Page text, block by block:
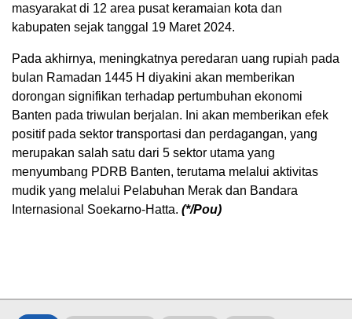
masyarakat di 12 area pusat keramaian kota dan
kabupaten sejak tanggal 19 Maret 2024.
Pada akhirnya, meningkatnya peredaran uang rupiah pada
bulan Ramadan 1445 H diyakini akan memberikan
dorongan signifikan terhadap pertumbuhan ekonomi
Banten pada triwulan berjalan. Ini akan memberikan efek
positif pada sektor transportasi dan perdagangan, yang
merupakan salah satu dari 5 sektor utama yang
menyumbang PDRB Banten, terutama melalui aktivitas
mudik yang melalui Pelabuhan Merak dan Bandara
Internasional Soekarno-Hatta. (*/Pou)